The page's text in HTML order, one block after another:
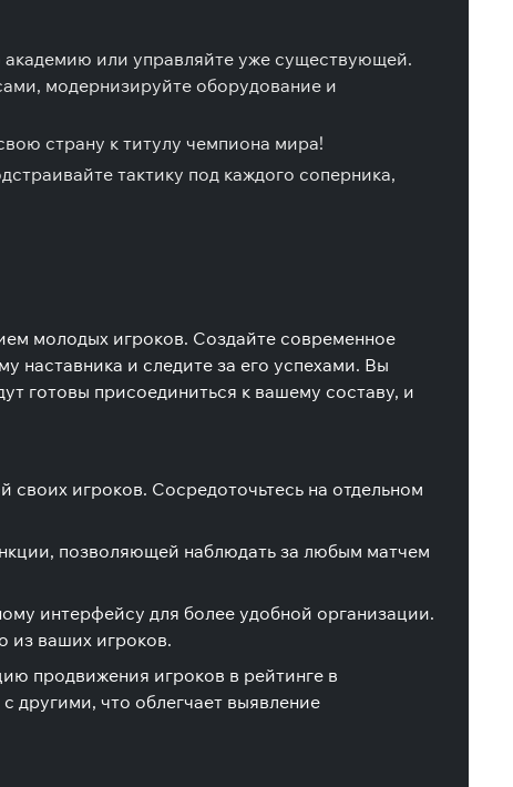
или управляйте уже существующей.
модернизируйте оборудование и
страну к титулу чемпиона мира!
тактику под каждого соперника,
молодых игроков. Создайте современное
наставника и следите за его успехами. Вы
готовы присоединиться к вашему составу, и
игроков. Сосредоточьтесь на отдельном
позволяющей наблюдать за любым матчем
интерфейсу для более удобной организации.
из ваших игроков.
продвижения игроков в рейтинге в
другими, что облегчает выявление